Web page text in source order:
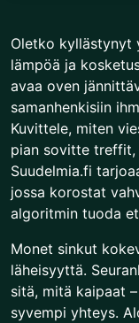
Oletko kyllästynyt
lämpöä ja
avaa oven
samanhenkisiin
Kuvittele, miten
pian sovitte
Suudelmia.fi
jossa korostat
algoritmin tuoda
Monet sinkut
läheisyyttä.
sitä, mitä kaipaat
syvempi yhteys.